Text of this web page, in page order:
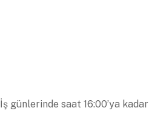
İş günlerinde saat 16:00’ya